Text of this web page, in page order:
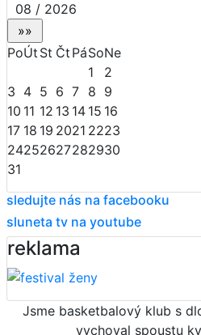
08 / 2026
PoÚt St Čt PáSoNe
1
2
3 4 5 6 7 8 9
10 11 12 13 14 15 16
17 18 19 2021 2223
24252627282930
31
sledujte nás na facebooku
sluneta tv na youtube
reklama
Jsme basketbalový klub s
vychoval spoustu